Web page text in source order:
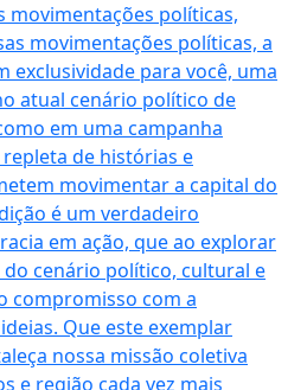
movimentações políticas,